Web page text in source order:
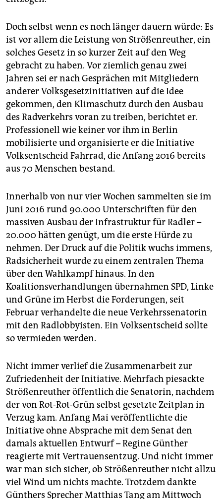
Doch selbst wenn es noch länger dauern würde: Es
ist vor allem die Leistung von Strößenreuther, ein
solches Gesetz in so kurzer Zeit auf den Weg
gebracht zu haben. Vor ziemlich genau zwei
Jahren sei er nach Gesprächen mit Mitgliedern
anderer Volksgesetzinitiativen auf die Idee
gekommen, den Klimaschutz durch den Ausbau
des Radverkehrs voran zu treiben, berichtet er.
Professionell wie keiner vor ihm in Berlin
mobilisierte und organisierte er die Initiative
Volksentscheid Fahrrad, die Anfang 2016 bereits
aus 70 Menschen bestand.
Innerhalb von nur vier Wochen sammelten sie im
Juni 2016 rund 90.000 Unterschriften für den
massiven Ausbau der Infrastruktur für Radler –
20.000 hätten genügt, um die erste Hürde zu
nehmen. Der Druck auf die Politik wuchs immens,
Radsicherheit wurde zu einem zentralen Thema
über den Wahlkampf hinaus. In den
Koalitionsverhandlungen übernahmen SPD, Linke
und Grüne im Herbst die Forderungen, seit
Februar verhandelte die neue Verkehrssenatorin
mit den Radlobbyisten. Ein Volksentscheid sollte
so vermieden werden.
Nicht immer verlief die Zusammenarbeit zur
Zufriedenheit der Initiative. Mehrfach piesackte
Strößenreuther öffentlich die Senatorin, nachdem
der von Rot-Rot-Grün selbst gesetzte Zeitplan in
Verzug kam. Anfang Mai veröffentlichte die
Initiative ohne Absprache mit dem Senat den
damals aktuellen Entwurf – Regine Günther
reagierte mit Vertrauensentzug. Und nicht immer
war man sich sicher, ob Strößenreuther nicht allzu
viel Wind um nichts machte. Trotzdem dankte
Günthers Sprecher Matthias Tang am Mittwoch